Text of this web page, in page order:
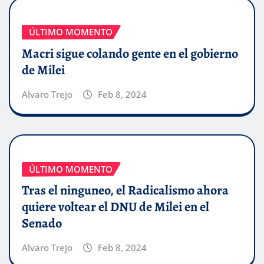
ÚLTIMO MOMENTO
Macri sigue colando gente en el gobierno
de Milei
Alvaro Trejo Feb 8, 2024
ÚLTIMO MOMENTO
Tras el ninguneo, el Radicalismo ahora
quiere voltear el DNU de Milei en el
Senado
Alvaro Trejo Feb 8, 2024